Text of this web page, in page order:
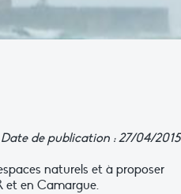
Date de publication : 27/04/2015
naturels et à proposer
et en Camargue.